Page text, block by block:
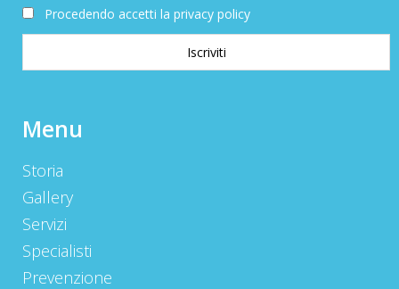
Procedendo accetti la privacy policy
Menu
Storia
Gallery
Servizi
Specialisti
Prevenzione